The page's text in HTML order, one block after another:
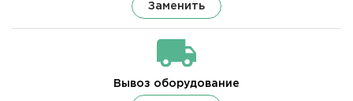
Заменить
Вывоз оборудование